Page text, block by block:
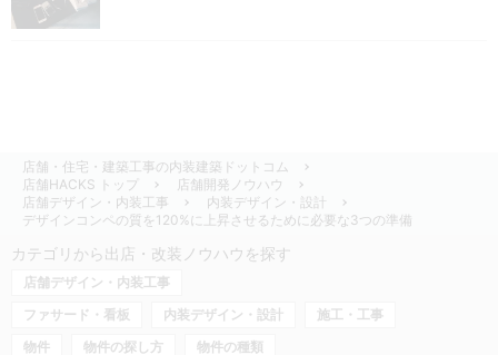
店舗・住宅・建築工事の内装建築ドットコム
店舗HACKS トップ
店舗開発ノウハウ
店舗デザイン・内装工事
内装デザイン・設計
デザインコンペの質を120%に上昇させるために必要な3つの準備
カテゴリから出店・改装ノウハウを探す
店舗デザイン・内装工事
ファサード・看板
内装デザイン・設計
施工・工事
物件
物件の探し方 物件の種類